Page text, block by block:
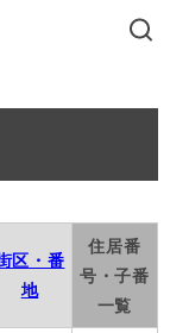
区・番
地
住居番
号・子番
一覧